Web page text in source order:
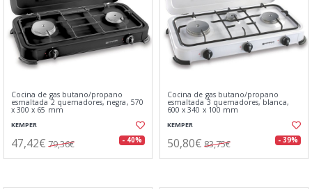
Cocina de gas butano/propano
esmaltada 2 quemadores, negra, 570
x 300 x 65 mm
KEMPER
47,42€ 79,36€ - 40%
Cocina de gas butano/propano
esmaltada 3 quemadores, blanca,
600 x 340 x 100 mm
KEMPER
50,80€ 83,75€ - 39%